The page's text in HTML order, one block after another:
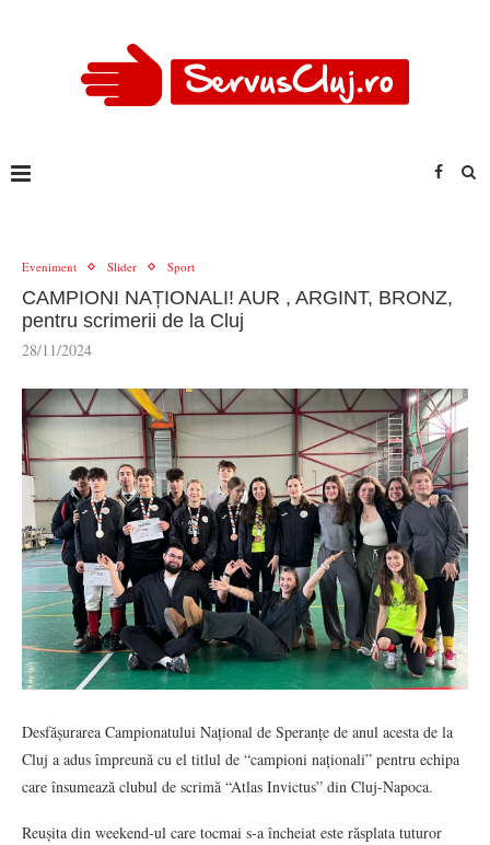
Eveniment Slider Sport
CAMPIONI NAȚIONALI! AUR , ARGINT, BRONZ,
pentru scrimerii de la Cluj
28/11/2024
Desfășurarea Campionatului Național de Speranțe de anul acesta de la
Cluj a adus împreună cu el titlul de “campioni naționali” pentru echipa
care însumează clubul de scrimă “Atlas Invictus” din Cluj-Napoca.
Reușita din weekend-ul care tocmai s-a încheiat este răsplata tuturor